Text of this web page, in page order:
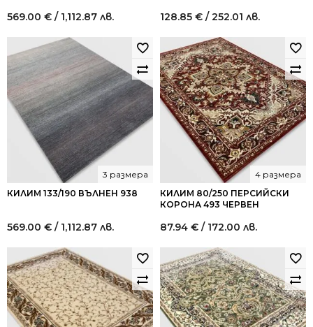
569.00 € / 1,112.87 лв. 128.85 € / 252.01 лв.
КИЛИМ 133/190 ВЪЛНЕН 938
3 размера
569.00 € / 1,112.87 лв.
КИЛИМ 80/250 ПЕРСИЙСКИ
КОРОНА 493 ЧЕРВЕН
4 размера
87.94 € / 172.00 лв.